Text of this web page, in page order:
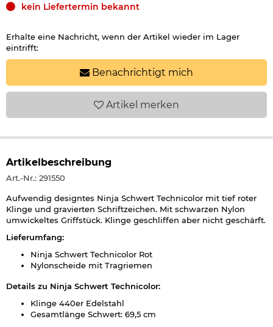
kein Liefertermin bekannt
Erhalte eine Nachricht, wenn der Artikel wieder im Lager
eintrifft:
Benachrichtigt mich
Artikel merken
Artikelbeschreibung
Art.-Nr.: 291550
Aufwendig designtes Ninja Schwert Technicolor mit tief roter
Klinge und gravierten Schriftzeichen. Mit schwarzen Nylon
umwickeltes Griffstück. Klinge geschliffen aber nicht geschärft.
Lieferumfang:
Ninja Schwert Technicolor Rot
Nylonscheide mit Tragriemen
Details zu Ninja Schwert Technicolor:
Klinge 440er Edelstahl
Gesamtlänge Schwert: 69,5 cm